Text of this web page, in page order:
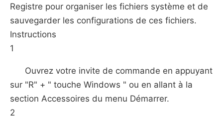
Registre pour organiser les fichiers système et de
sauvegarder les configurations de ces fichiers.
Instructions
1
Ouvrez votre invite de commande en appuyant
sur "R" + " touche Windows " ou en allant à la
section Accessoires du menu Démarrer.
2